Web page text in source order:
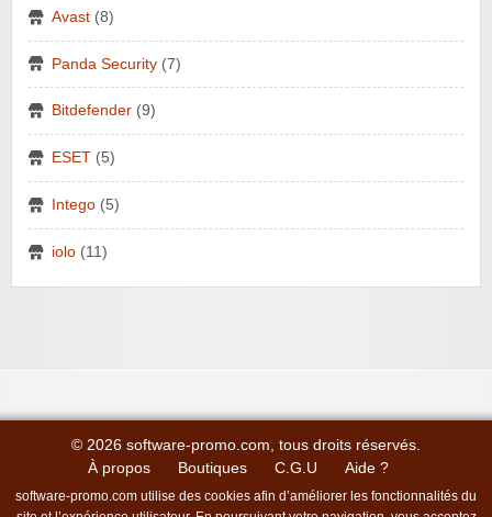
Avast (8)
Panda Security (7)
Bitdefender (9)
ESET (5)
Intego (5)
iolo (11)
© 2026 software-promo.com, tous droits réservés.
À propos
Boutiques C.G.U Aide ?
software-promo.com utilise des cookies afin d’améliorer les fonctionnalités du